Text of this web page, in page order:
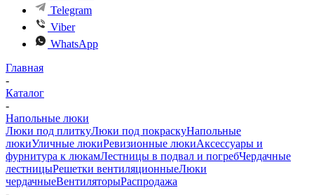
Telegram
Viber
WhatsApp
Главная
-
Каталог
-
Напольные люки
Люки под плиткуЛюки под покраскуНапольные
люкиУличные люкиРевизионные люкиАксессуары и
фурнитура к люкамЛестницы в подвал и погребЧердачные
лестницыРешетки вентиляционныеЛюки
чердачныеВентиляторыРаспродажа